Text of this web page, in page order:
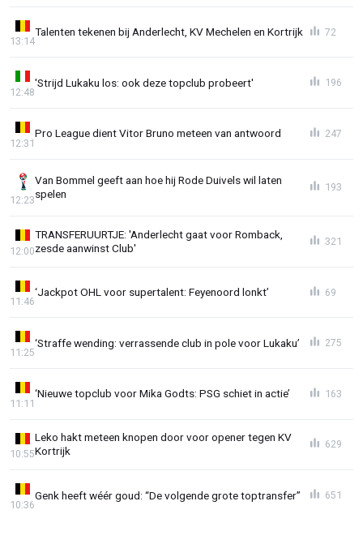
Talenten tekenen bij Anderlecht, KV Mechelen en Kortrijk
13:14
72
'Strijd Lukaku los: ook deze topclub probeert'
12:48
196
Pro League dient Vitor Bruno meteen van antwoord
12:31
247
Van Bommel geeft aan hoe hij Rode Duivels wil laten
spelen
12:23
193
TRANSFERUURTJE: 'Anderlecht gaat voor Romback,
zesde aanwinst Club'
12:00
321
‘Jackpot OHL voor supertalent: Feyenoord lonkt’
11:46
69
‘Straffe wending: verrassende club in pole voor Lukaku’
11:25
275
‘Nieuwe topclub voor Mika Godts: PSG schiet in actie’
11:11
163
Leko hakt meteen knopen door voor opener tegen KV
Kortrijk
10:55
629
Genk heeft wéér goud: “De volgende grote toptransfer”
10:36
651